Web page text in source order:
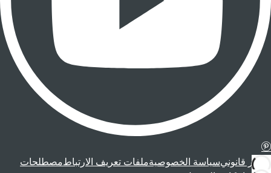
إشعار قانونيسياسة الخصوصيةملفات تعريف الارتباطمصطلحات